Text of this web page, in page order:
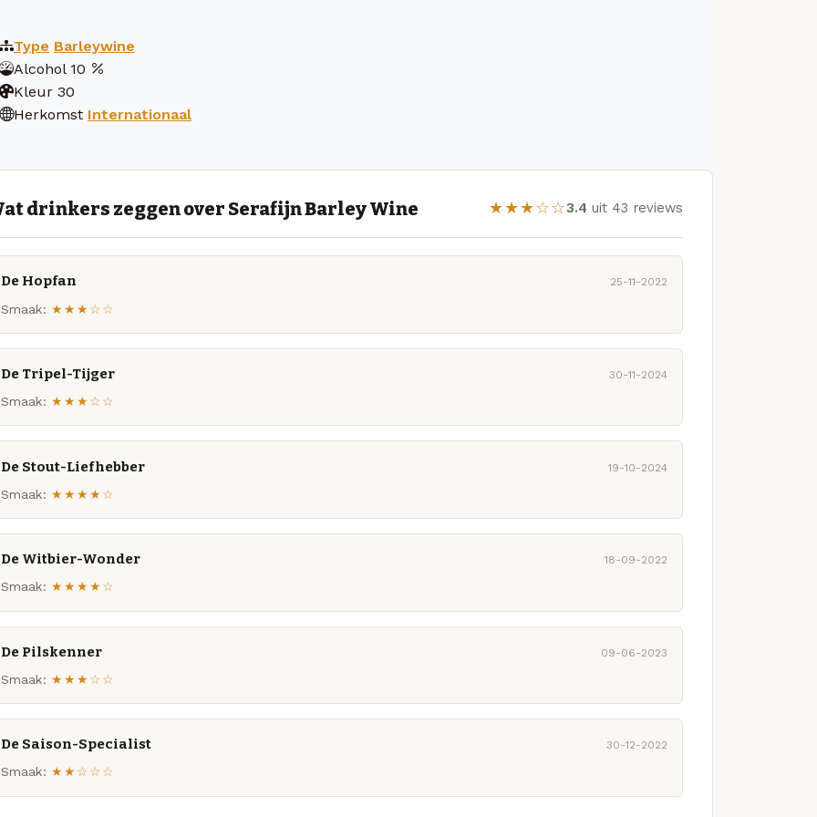
Type Barleywine
Alcohol 10
Kleur 30
Herkomst Internationaal
drinkers zeggen over Serafijn Barley Wine ★★★☆☆3.4 uit 43 reviews
De Hopfan 25-11-2022
Smaak: ★★★☆☆
De Tripel-Tijger 30-11-2024
Smaak: ★★★☆☆
De Stout-Liefhebber 19-10-2024
Smaak: ★★★★☆
De Witbier-Wonder 18-09-2022
Smaak: ★★★★☆
De Pilskenner 09-06-2023
Smaak: ★★★☆☆
De Saison-Specialist 30-12-2022
Smaak: ★★☆☆☆